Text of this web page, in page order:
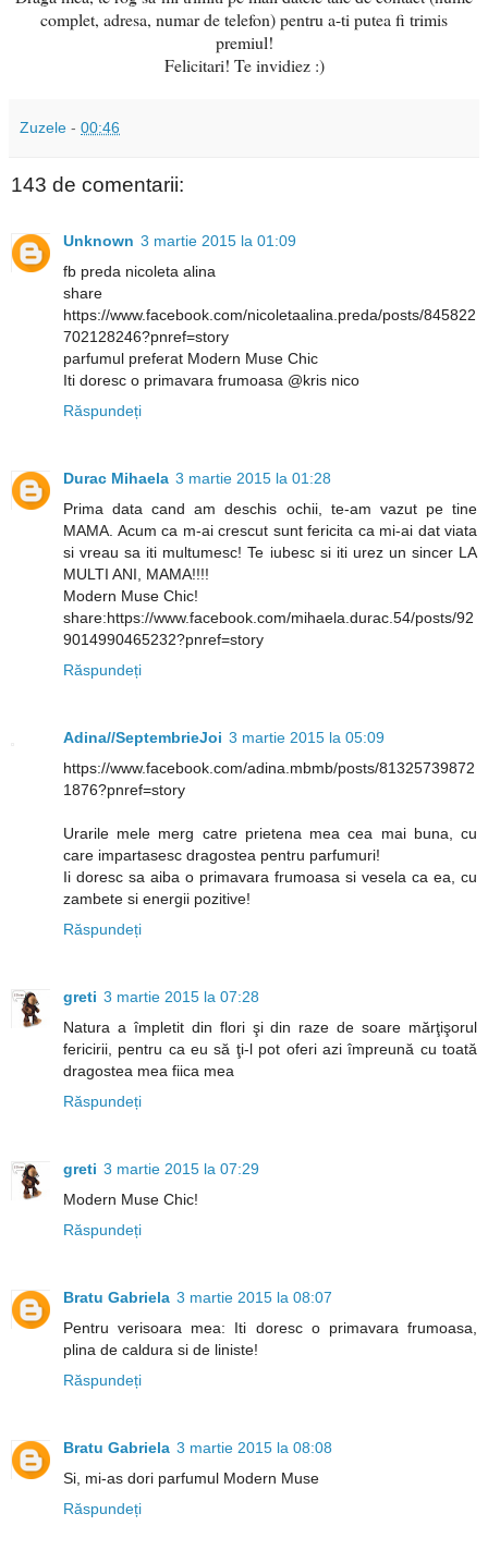
complet, adresa, numar de telefon) pentru a-ti putea fi trimis
premiul!
Felicitari! Te invidiez :)
Zuzele - 00:46
143 de comentarii:
Unknown 3 martie 2015 la 01:09
fb preda nicoleta alina
share
https://www.facebook.com/nicoletaalina.preda/posts/845822
702128246?pnref=story
parfumul preferat Modern Muse Chic
Iti doresc o primavara frumoasa @kris nico
Răspundeți
Durac Mihaela 3 martie 2015 la 01:28
Prima data cand am deschis ochii, te-am vazut pe tine
MAMA. Acum ca m-ai crescut sunt fericita ca mi-ai dat viata
si vreau sa iti multumesc! Te iubesc si iti urez un sincer LA
MULTI ANI, MAMA!!!!
Modern Muse Chic!
share:https://www.facebook.com/mihaela.durac.54/posts/92
9014990465232?pnref=story
Răspundeți
Adina//SeptembrieJoi 3 martie 2015 la 05:09
https://www.facebook.com/adina.mbmb/posts/81325739872
1876?pnref=story
Urarile mele merg catre prietena mea cea mai buna, cu
care impartasesc dragostea pentru parfumuri!
Ii doresc sa aiba o primavara frumoasa si vesela ca ea, cu
zambete si energii pozitive!
Răspundeți
greti 3 martie 2015 la 07:28
Natura a împletit din flori şi din raze de soare mărţişorul
fericirii, pentru ca eu să ţi-l pot oferi azi împreună cu toată
dragostea mea fiica mea
Răspundeți
greti 3 martie 2015 la 07:29
Modern Muse Chic!
Răspundeți
Bratu Gabriela 3 martie 2015 la 08:07
Pentru verisoara mea: Iti doresc o primavara frumoasa,
plina de caldura si de liniste!
Răspundeți
Bratu Gabriela 3 martie 2015 la 08:08
Si, mi-as dori parfumul Modern Muse
Răspundeți